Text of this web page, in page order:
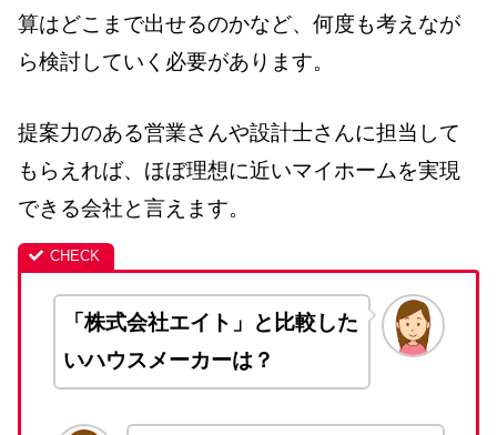
算はどこまで出せるのかなど、何度も考えなが
ら検討していく必要があります。
提案力のある営業さんや設計士さんに担当して
もらえれば、ほぼ理想に近いマイホームを実現
できる会社と言えます。
「株式会社エイト」と比較した
いハウスメーカーは？